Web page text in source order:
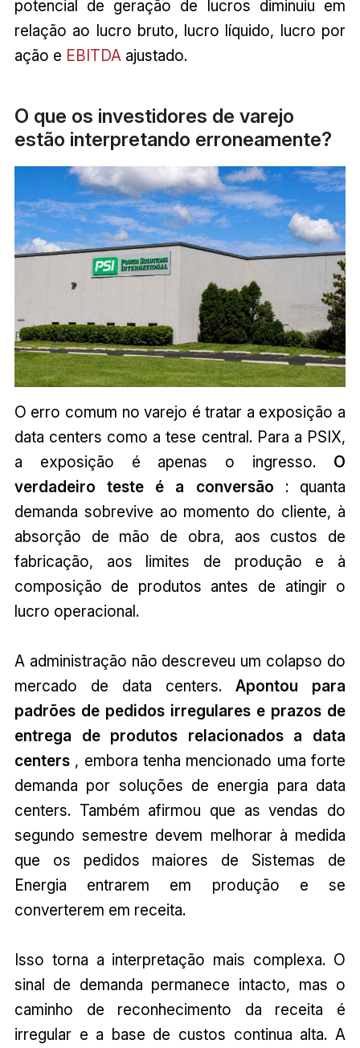
potencial de geração de lucros diminuiu em
relação ao lucro bruto, lucro líquido, lucro por
ação e EBITDAajustado.
O que os investidores de varejo
estão interpretando erroneamente?
O erro comum no varejo é tratar a exposição a
data centers como a tese central. Para a PSIX,
a exposição é apenas o ingresso. O
verdadeiro teste é a conversão : quanta
demanda sobrevive ao momento do cliente, à
absorção de mão de obra, aos custos de
fabricação, aos limites de produção e à
composição de produtos antes de atingir o
lucro operacional.
A administração não descreveu um colapso do
mercado de data centers.Apontou para
padrões de pedidos irregulares e prazos de
entrega de produtos relacionados a data
centers, embora tenha mencionado uma forte
demanda por soluções de energia para data
centers. Também afirmou que as vendas do
segundo semestre devem melhorar à medida
que os pedidos maiores de Sistemas de
Energia entrarem em produção e se
converterem em receita.
Isso torna a interpretação mais complexa. O
sinal de demanda permanece intacto, mas o
caminho de reconhecimento da receita é
irregular e a base de custos continua alta. A